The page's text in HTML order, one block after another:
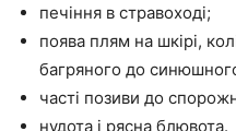
печіння в стравоході;
поява плям на шкірі,
багряного до
часті позиви до
нудота і рясна блювота.